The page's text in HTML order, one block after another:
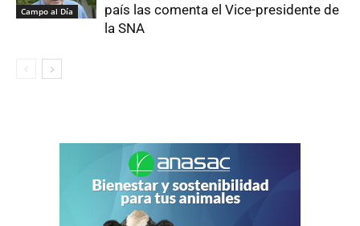
Campo al Día
país las comenta el Vice-presidente de
la SNA